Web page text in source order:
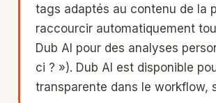
tags adaptés au contenu de la
raccourcir automatiquement
Dub AI pour des analyses
ci ? »). Dub AI est disponible
transparente dans le workflow,